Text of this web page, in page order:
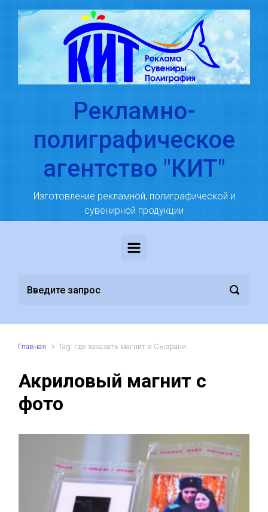
Skip to main content
Рекламно-
полиграфическое
агентство "КИТ"
Изготовление рекламной, полиграфической и
сувенирной продукции
Главная Tag: где заказать магнит в Сызрани
Акриловый магнит с
фото